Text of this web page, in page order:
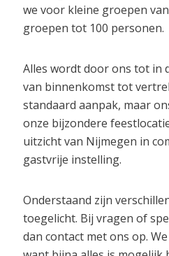
we voor kleine groepen
groepen tot 100 personen.
Alles wordt door ons tot in
van binnenkomst tot
standaard aanpak, maar
onze bijzondere
uitzicht van Nijmegen in
gastvrije instelling.
Onderstaand zijn
toegelicht. Bij vragen of
dan contact met ons op.